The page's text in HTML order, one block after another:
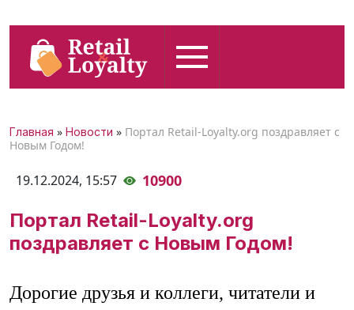
Главная » Новости » Портал Retail-Loyalty.org поздравляет с
Новым Годом!
19.12.2024, 15:57 10900
Портал Retail-Loyalty.org
поздравляет с Новым Годом!
Дорогие друзья и коллеги, читатели и